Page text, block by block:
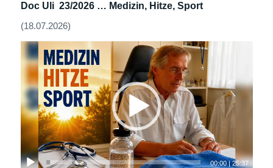
Doc Uli 23/2026 … Medizin, Hitze, Sport
(18.07.2026)
00:00|25:37